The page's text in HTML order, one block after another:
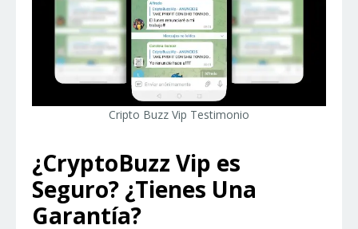
Cripto Buzz Vip Testimonio
¿CryptoBuzz Vip es
Seguro? ¿Tienes Una
Garantía?